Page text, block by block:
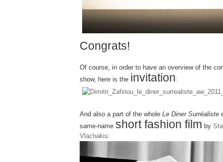
Congrats!
Of course, in order to have an overview of the
show, here is the invitation:
And also a part of the whole Le Diner Surréaliste
same-name short fashion film by
Vlachakis: